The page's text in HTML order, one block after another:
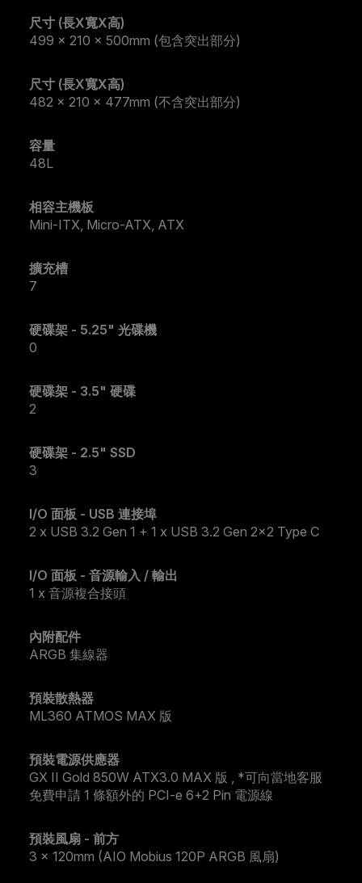
尺寸 (長X寬X高)
499 x 210 x 500mm (包含突出部分)
尺寸 (長X寬X高)
482 x 210 x 477mm (不含突出部分)
容量
48L
相容主機板
Mini-ITX, Micro-ATX, ATX
擴充槽
7
硬碟架 - 5.25" 光碟機
0
硬碟架 - 3.5" 硬碟
2
硬碟架 - 2.5" SSD
3
I/O 面板 - USB 連接埠
2 x USB 3.2 Gen 1 + 1 x USB 3.2 Gen 2x2 Type C
I/O 面板 - 音源輸入 / 輸出
1 x 音源複合接頭
內附配件
ARGB 集線器
預裝散熱器
ML360 ATMOS MAX 版
預裝電源供應器
GX II Gold 850W ATX3.0 MAX 版 , *可向當地客服
免費申請 1 條額外的 PCI-e 6+2 Pin 電源線
預裝風扇 - 前方
3 x 120mm (AIO Mobius 120P ARGB 風扇)